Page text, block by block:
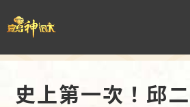
史上第一次！邱